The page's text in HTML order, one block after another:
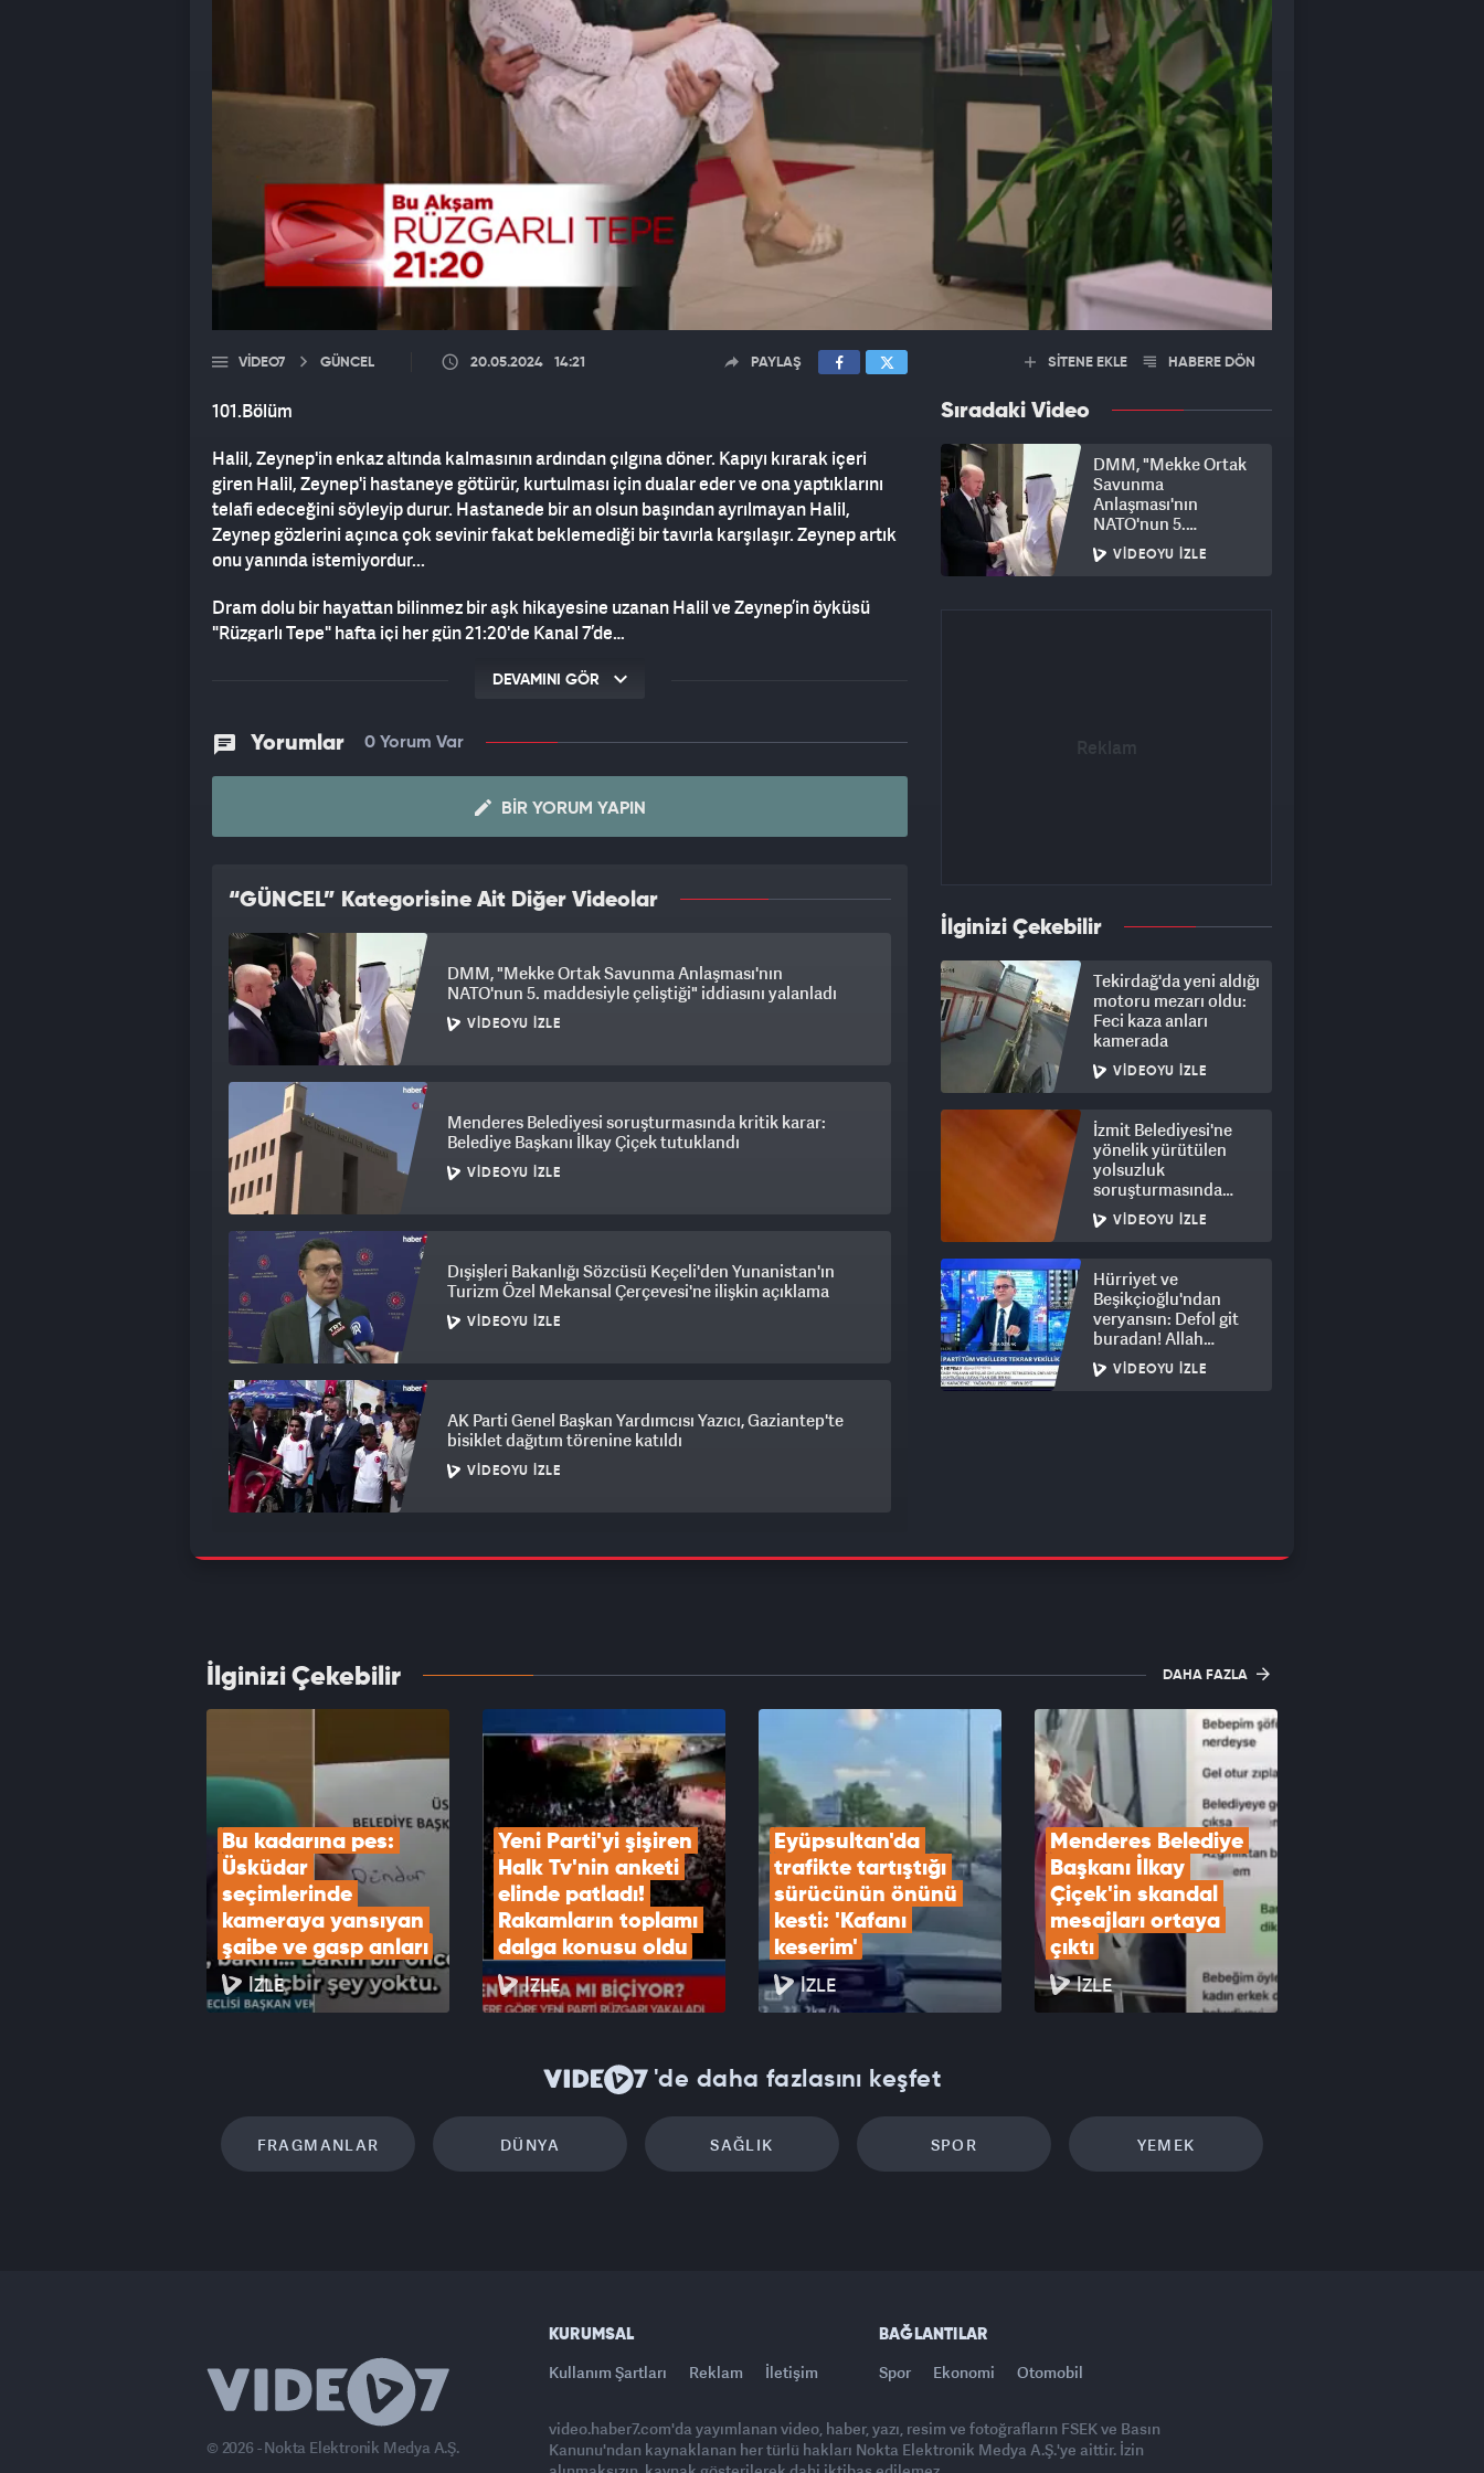
VIDEO7 GÜNCEL 20.05.2024 14:21 PAYLAŞ
101.Bölüm
Halil, Zeynep'in enkaz altında kalmasının ardından çılgına döner. Kapıyı kırarak içeri
giren Halil, Zeynep'i hastaneye götürür, kurtulması için dualar eder ve ona yaptıklarını
telafi edeceğini söyleyip durur. Hastanede bir an olsun başından ayrılmayan Halil,
Zeynep gözlerini açınca çok sevinir fakat beklemediği bir tavırla karşılaşır. Zeynep artık
onu yanında istemiyordur...
Dram dolu bir hayattan bilinmez bir aşk hikayesine uzanan Halil ve Zeynep’in öyküsü
"Rüzgarlı Tepe" hafta içi her gün 21:20'de Kanal 7’de…
DEVAMINI GÖR
Yorumlar 0 Yorum Var
BIR YORUM YAPIN
“GÜNCEL” Kategorisine Ait Diğer Videolar
DMM, "Mekke Ortak Savunma Anlaşması'nın
NATO'nun 5. maddesiyle çeliştiği" iddiasını yalanladı
VIDEOYU İZLE
Menderes Belediyesi soruşturmasında kritik karar:
Belediye Başkanı İlkay Çiçek tutuklandı
VIDEOYU İZLE
Dışişleri Bakanlığı Sözcüsü Keçeli'den Yunanistan'ın
Turizm Özel Mekansal Çerçevesi'ne ilişkin açıklama
VIDEOYU İZLE
AK Parti Genel Başkan Yardımcısı Yazıcı, Gaziantep'te
bisiklet dağıtım törenine katıldı
VIDEOYU İZLE
Mekke'deki tarihi imzaların ardından Cumhurbaşkanı
Erdoğan'dan kritik mesajlar
VIDEOYU İZLE
SİTENE EKLE HABERE DÖN
Sıradaki Video
DMM, "Mekke Ortak
Savunma
Anlaşması'nın
NATO'nun 5.
maddesiyle çeliştiği"
iddiasını yalanladı
VIDEOYU İZLE
İlginizi Çekebilir
Tekirdağ'da yeni aldığı
motoru mezarı oldu:
Feci kaza anları
kamerada
VIDEOYU İZLE
İzmit Belediyesi'ne
yönelik yürütülen
yolsuzluk
soruşturmasında
rüşvet görüntüleri
ortaya çıktı
VIDEOYU İZLE
Hürriyet ve
Beşikçioğlu'ndan
veryansın: Defol git
buradan! Allah
hepsinin belasını
versin
VIDEOYU İZLE
İlginizi Çekebilir DAHA FAZLA
Bu kadarına pes:
Üsküdar
seçimlerinde
kameraya yansıyan
şaibe ve gasp anları
İZLE
Yeni Parti'yi şişiren
Halk Tv'nin anketi
elinde patladı!
Rakamların toplamı
dalga konusu oldu
İZLE
Eyüpsultan'da
trafikte tartıştığı
sürücünün önünü
kesti: 'Kafanı
keserim'
İZLE
Menderes Belediye
Başkanı İlkay
Çiçek'in skandal
mesajları ortaya
çıktı
İZLE
'de daha fazlasını keşfet
FRAGMANLAR DÜNYA SAĞLIK SPOR YEMEK
© 2026 - Nokta Elektronik Medya A.Ş.
KURUMSAL
Kullanım Şartları Reklam İletişim
BAĞLANTILAR
Spor Ekonomi Otomobil
video.haber7.com'da yayımlanan video, haber, yazı, resim ve fotoğrafların FSEK ve Basın
Kanunu'ndan kaynaklanan her türlü hakları Nokta Elektronik Medya A.Ş.'ye aittir. İzin